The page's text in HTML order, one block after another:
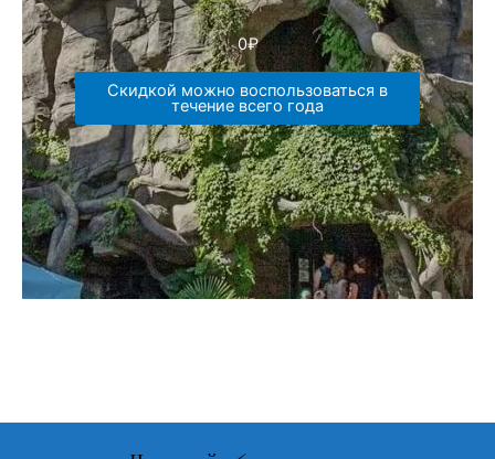
0₽
Скидкой можно воспользоваться в
течение всего года